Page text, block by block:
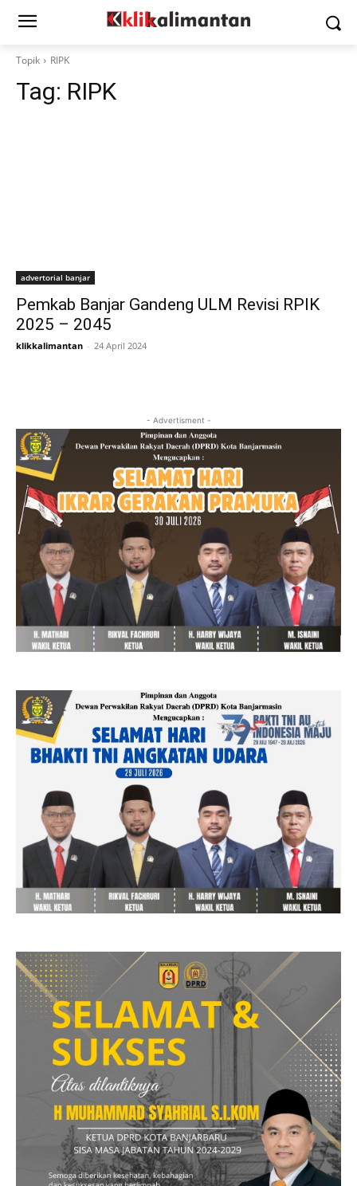
Topik RIPK
Tag: RIPK
advertorial banjar
Pemkab Banjar Gandeng ULM Revisi RPIK
2025 – 2045
klikkalimantan - 24 April 2024
- Advertisment -